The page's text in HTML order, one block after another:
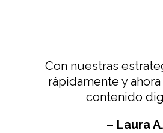
Con nuestras
rápidamente y
contenido
– Laura A.